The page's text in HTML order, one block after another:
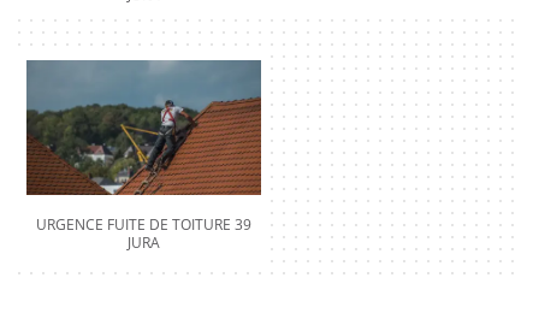
URGENCE FUITE DE TOITURE 39
JURA